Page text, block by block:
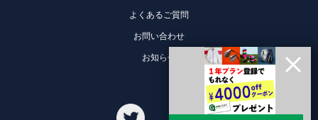
よくあるご質問
お問い合わせ
お知らせ